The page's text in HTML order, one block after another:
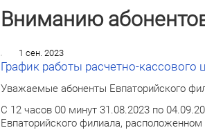
Вниманию
1 сен. 2023
График работы расчетно-кассового
Уважаемые абоненты Евпаторийского
С 12 часов 00 минут 31.08.2023 по
Евпаторийского филиала,